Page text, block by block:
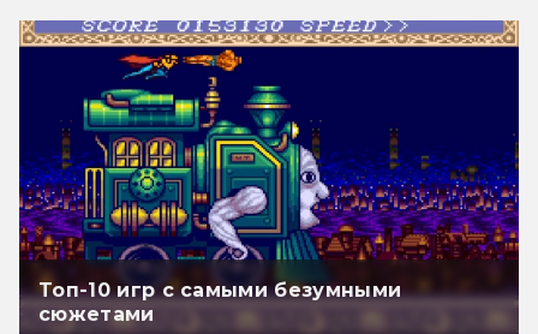
Топ-10 игр с самыми безумными
сюжетами